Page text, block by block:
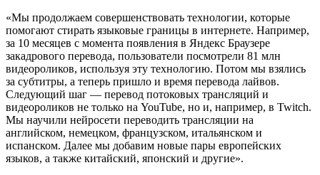
«Мы продолжаем совершенствовать технологии, которые
помогают стирать языковые границы в интернете. Например,
за 10 месяцев с момента появления в Яндекс Браузере
закадрового перевода, пользователи посмотрели 81 млн
видеороликов, используя эту технологию. Потом мы взялись
за субтитры, а теперь пришло и время перевода лайвов.
Следующий шаг — перевод потоковых трансляций и
видеороликов не только на YouTube, но и, например, в Twitch.
Мы научили нейросети переводить трансляции на
английском, немецком, французском, итальянском и
испанском. Далее мы добавим новые пары европейских
языков, а также китайский, японский и другие».